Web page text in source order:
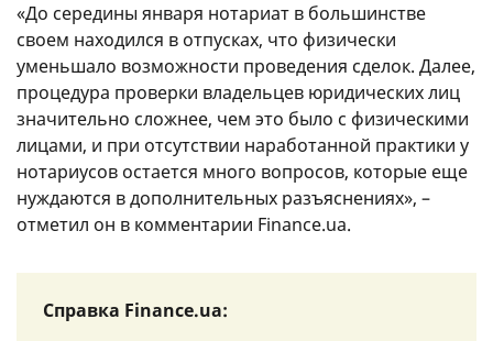
«До середины января нотариат в большинстве
своем находился в отпусках, что физически
уменьшало возможности проведения сделок. Далее,
процедура проверки владельцев юридических лиц
значительно сложнее, чем это было с физическими
лицами, и при отсутствии наработанной практики у
нотариусов остается много вопросов, которые еще
нуждаются в дополнительных разъяснениях», –
отметил он в комментарии Finance.ua.
Справка Finance.ua: